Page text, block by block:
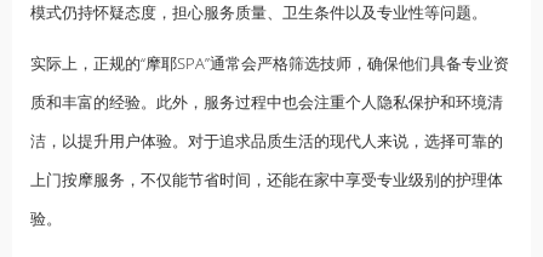
模式仍持怀疑态度，担心服务质量、卫生条件以及专业性等问题。
实际上，正规的“摩耶SPA”通常会严格筛选技师，确保他们具备专业资
质和丰富的经验。此外，服务过程中也会注重个人隐私保护和环境清
洁，以提升用户体验。对于追求品质生活的现代人来说，选择可靠的
上门按摩服务，不仅能节省时间，还能在家中享受专业级别的护理体
验。